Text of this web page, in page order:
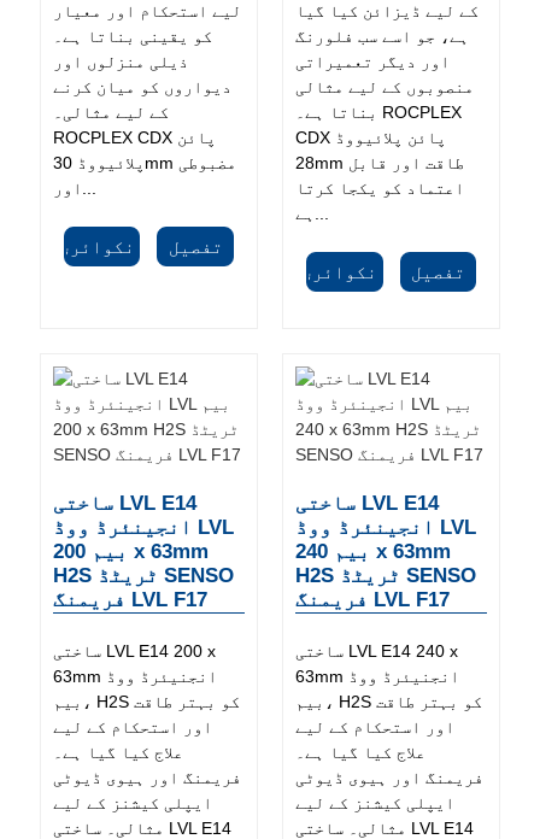
لیے استحکام اور معیار
کو یقینی بناتا ہے۔
ذیلی منزلوں اور
دیواروں کو میان کرنے
کے لیے مثالی۔
ROCPLEX CDX پائن
پلائیووڈ 30mm مضبوطی
انکوائری تفصیل
کے لیے ڈیزائن کیا گیا
ہے، جو اسے سب فلورنگ
اور دیگر تعمیراتی
منصوبوں کے لیے مثالی
بناتا ہے۔ ROCPLEX
CDX پائن پلائیووڈ
28mm طاقت اور قابل
اعتماد کو یکجا کرتا
انکوائری تفصیل
ساختی LVL E14
انجینئرڈ ووڈ LVL
بیم 200 x 63mm
H2S ٹریٹڈ SENSO
فریمنگ LVL F17
ساختی LVL E14 200 x
63mm انجنیئرڈ ووڈ
بیم، H2S کو بہتر طاقت
اور استحکام کے لیے
علاج کیا گیا ہے۔
فریمنگ اور ہیوی ڈیوٹی
ایپلی کیشنز کے لیے
مثالی۔ ساختی LVL E14
ساختی LVL E14
انجینئرڈ ووڈ LVL
بیم 240 x 63mm
H2S ٹریٹڈ SENSO
فریمنگ LVL F17
ساختی LVL E14 240 x
63mm انجنیئرڈ ووڈ
بیم، H2S کو بہتر طاقت
اور استحکام کے لیے
علاج کیا گیا ہے۔
فریمنگ اور ہیوی ڈیوٹی
ایپلی کیشنز کے لیے
مثالی۔ ساختی LVL E14